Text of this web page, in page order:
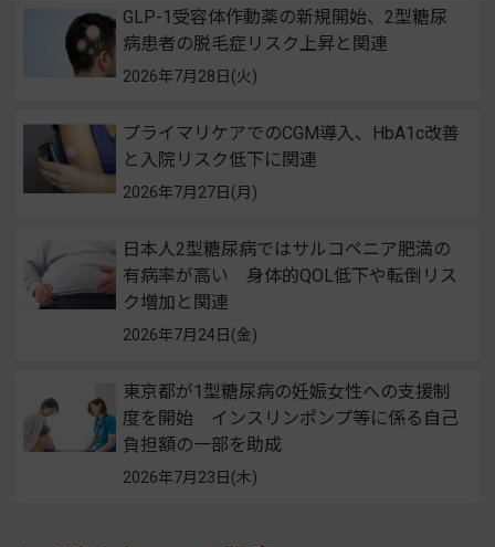
GLP-1受容体作動薬の新規開始、2型糖尿
病患者の脱毛症リスク上昇と関連
2026年7月28日(火)
プライマリケアでのCGM導入、HbA1c改善
と入院リスク低下に関連
2026年7月27日(月)
日本人2型糖尿病ではサルコペニア肥満の
有病率が高い 身体的QOL低下や転倒リス
ク増加と関連
2026年7月24日(金)
東京都が1型糖尿病の妊娠女性への支援制
度を開始 インスリンポンプ等に係る自己
負担額の一部を助成
2026年7月23日(木)